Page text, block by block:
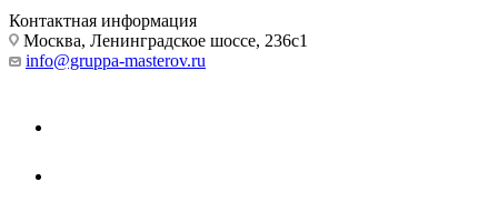
Контактная информация
Москва, Ленинградское шоссе, 236с1
info@gruppa-masterov.ru